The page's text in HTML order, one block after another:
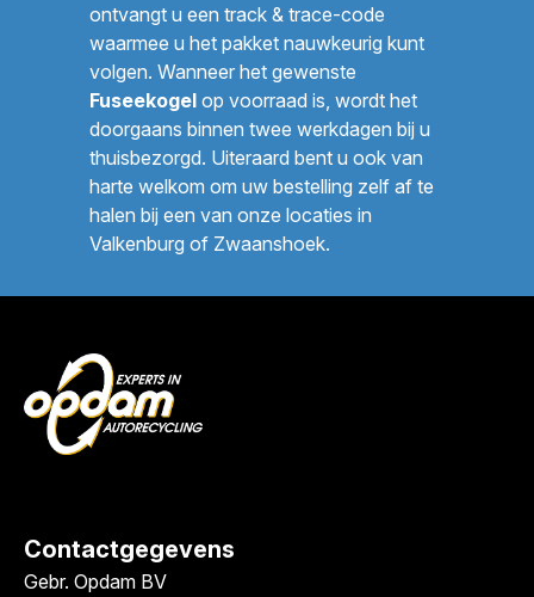
ontvangt u een track & trace-code
waarmee u het pakket nauwkeurig kunt
volgen. Wanneer het gewenste
Fuseekogelop voorraad is, wordt het
doorgaans binnen twee werkdagen bij u
thuisbezorgd. Uiteraard bent u ook van
harte welkom om uw bestelling zelf af te
halen bij een van onze locaties in
Valkenburg of Zwaanshoek.
Contactgegevens
Gebr. Opdam BV